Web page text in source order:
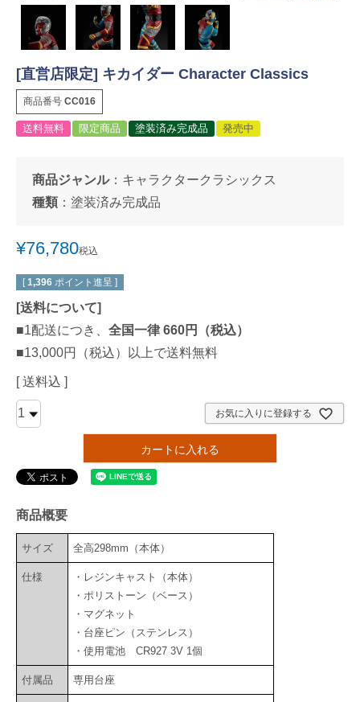
[直営店限定] キカイダー Character Classics
商品番号 CC016
送料無料 限定商品 塗装済み完成品 発売中
商品ジャンル： キャラクタークラシックス
種類 ： 塗装済み完成品
¥76,780税込
[ 1,396 ポイント進呈 ]
[送料について]
■1配送につき、 全国一律 660円（税込）
■13,000円（税込）以上で送料無料
送料込
お気に入りに登録する
カートに入れる
商品概要
サイズ 全高298mm（本体）
仕様
・レジンキャスト（本体）
・ポリストーン（ベース）
・マグネット
・台座ピン（ステンレス）
・使用電池 CR927 3V 1個
付属品 専用台座